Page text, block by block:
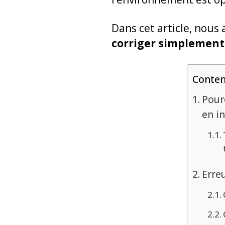
Dans cet article, nous
corriger simplement
en